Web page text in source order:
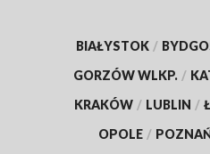
BIAŁYSTOK /
GORZÓW WLKP. /
KRAKÓW / LUBLIN /
OPOLE /